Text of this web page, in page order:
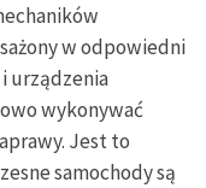
w odpowiedni
urządzenia
wykonywać
Jest to
samochody są